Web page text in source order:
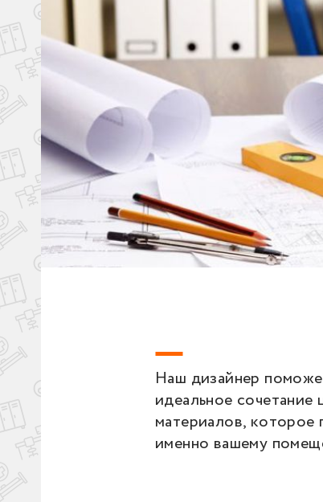
Наш дизайнер
идеальное сочетание
материалов, которое
именно вашему